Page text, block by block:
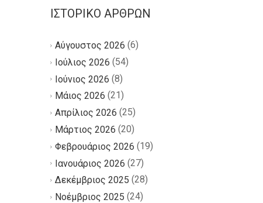
ΙΣΤΟΡΙΚΌ ΆΡΘΡΩΝ
Αύγουστος 2026 (6)
Ιούλιος 2026 (54)
Ιούνιος 2026 (8)
Μάιος 2026 (21)
Απρίλιος 2026 (25)
Μάρτιος 2026 (20)
Φεβρουάριος 2026 (19)
Ιανουάριος 2026 (27)
Δεκέμβριος 2025 (28)
Νοέμβριος 2025 (24)